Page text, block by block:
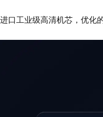
进口工业级高清机芯，优化